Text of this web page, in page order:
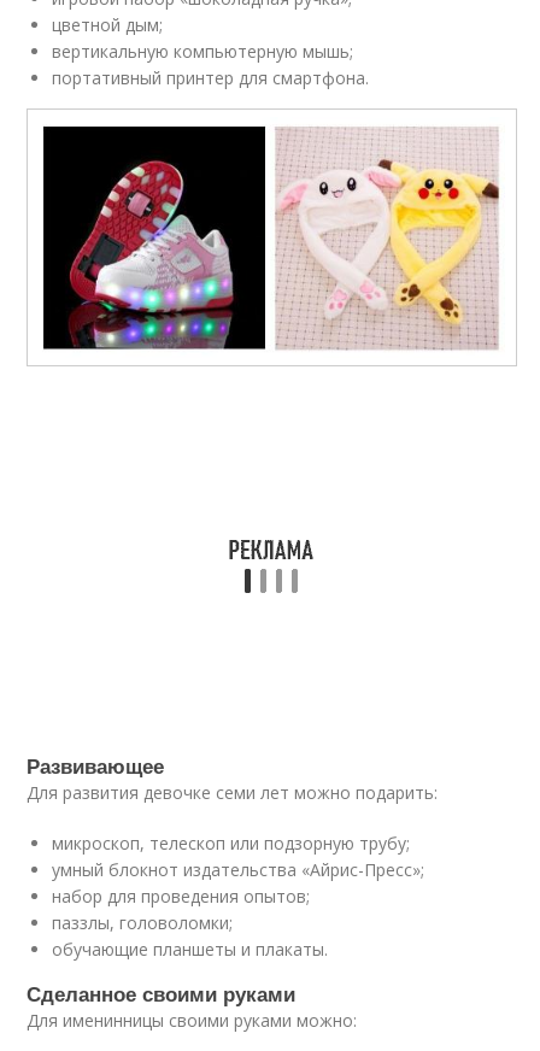
цветной дым;
вертикальную компьютерную мышь;
портативный принтер для смартфона.
Развивающее
Для развития девочке семи лет можно подарить:
микроскоп, телескоп или подзорную трубу;
умный блокнот издательства «Айрис-Пресс»;
набор для проведения опытов;
паззлы, головоломки;
обучающие планшеты и плакаты.
Сделанное своими руками
Для именинницы своими руками можно: